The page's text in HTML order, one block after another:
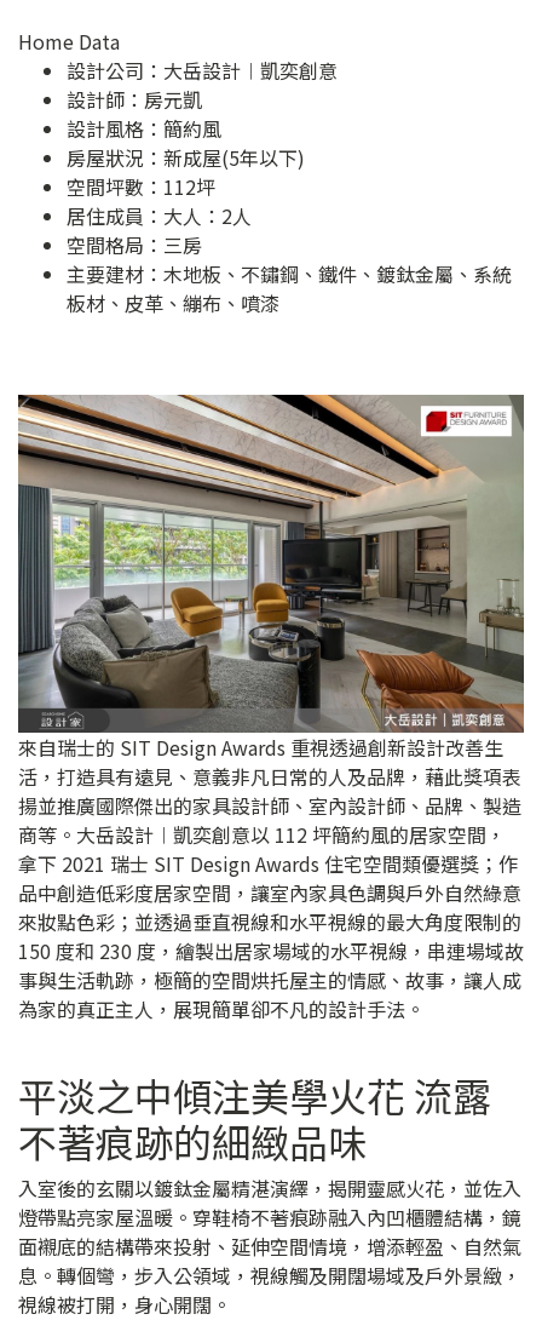
Home Data
設計公司： 大岳設計︱凱奕創意
設計師：房元凱
設計風格：簡約風
房屋狀況：新成屋(5年以下)
空間坪數：112坪
居住成員：大人：2人
空間格局：三房
主要建材：木地板、不鏽鋼、鐵件、鍍鈦金屬、系統
板材、皮革、繃布、噴漆
來自瑞士的 SIT Design Awards 重視透過創新設計改善生
活，打造具有遠見、意義非凡日常的人及品牌，藉此獎項表
揚並推廣國際傑出的家具設計師、室內設計師、品牌、製造
商等。大岳設計︱凱奕創意以 112 坪簡約風的居家空間，
拿下 2021 瑞士 SIT Design Awards 住宅空間類優選獎；作
品中創造低彩度居家空間，讓室內家具色調與戶外自然綠意
來妝點色彩；並透過垂直視線和水平視線的最大角度限制的
150 度和 230 度，繪製出居家場域的水平視線，串連場域故
事與生活軌跡，極簡的空間烘托屋主的情感、故事，讓人成
為家的真正主人，展現簡單卻不凡的設計手法。
平淡之中傾注美學火花 流露
不著痕跡的細緻品味
入室後的玄關以鍍鈦金屬精湛演繹，揭開靈感火花，並佐入
燈帶點亮家屋溫暖。穿鞋椅不著痕跡融入內凹櫃體結構，鏡
面襯底的結構帶來投射、延伸空間情境，增添輕盈、自然氣
息。轉個彎，步入公領域，視線觸及開闊場域及戶外景緻，
視線被打開，身心開闊。